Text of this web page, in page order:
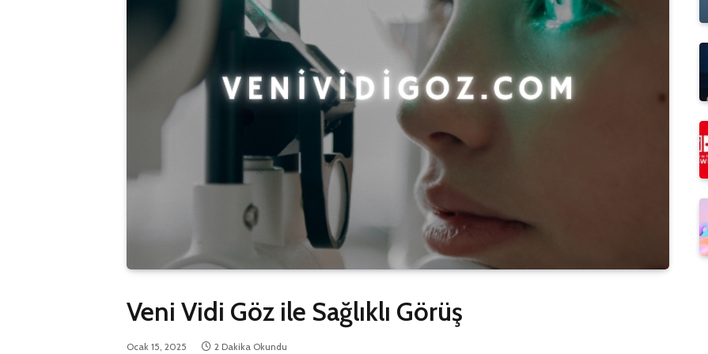
Veni Vidi Göz ile Sağlıklı Görüş
Ocak 15, 2025 2 Dakika Okundu